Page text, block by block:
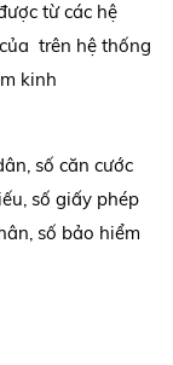
từ các hệ
trên hệ thống
kinh
số căn cước
số giấy phép
số bảo hiểm